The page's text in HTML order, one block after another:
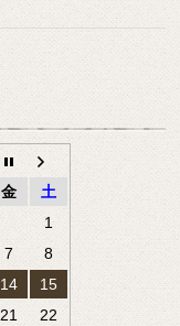
金
土
1
7
8
14
15
21
22